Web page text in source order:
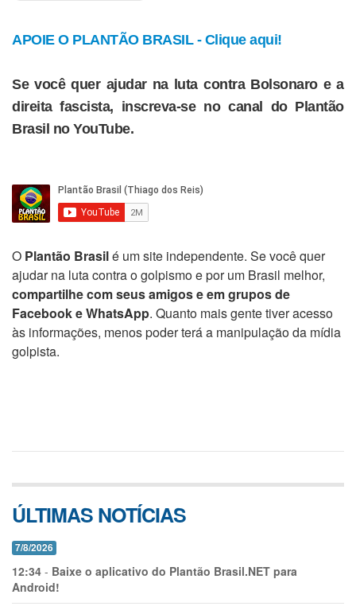
APOIE O PLANTÃO BRASIL - Clique aqui!
Se você quer ajudar na luta contra Bolsonaro e a
direita fascista, inscreva-se no canal do Plantão
Brasil no YouTube.
O Plantão Brasilé um site independente. Se você quer
ajudar na luta contra o golpismo e por um Brasil melhor,
compartilhe com seus amigos e em grupos de
Facebook e WhatsApp. Quanto mais gente tiver acesso
às informações, menos poder terá a manipulação da mídia
golpista.
ÚLTIMAS NOTÍCIAS
7/8/2026
12:34 - Baixe o aplicativo do Plantão Brasil.NET para
Android!